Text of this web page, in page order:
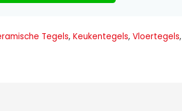
Tegels,Keukentegels,Vloertegels